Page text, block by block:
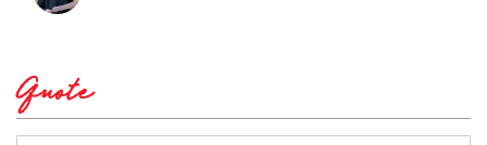
Quote